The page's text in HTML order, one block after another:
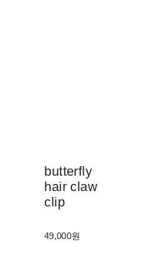
butterfly
hair claw
clip
49,000원